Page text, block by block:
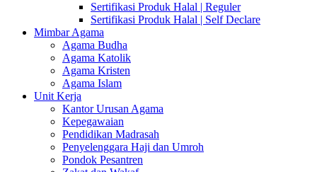
Sertifikasi Produk Halal | Reguler
Sertifikasi Produk Halal | Self Declare
Mimbar Agama
Agama Budha
Agama Katolik
Agama Kristen
Agama Islam
Unit Kerja
Kantor Urusan Agama
Kepegawaian
Pendidikan Madrasah
Penyelenggara Haji dan Umroh
Pondok Pesantren